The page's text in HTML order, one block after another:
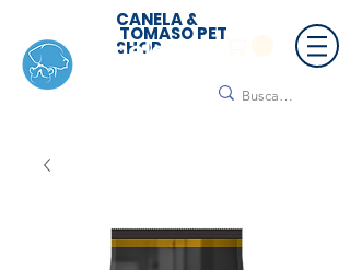
CANELA &
TOMASO PET
SHOP